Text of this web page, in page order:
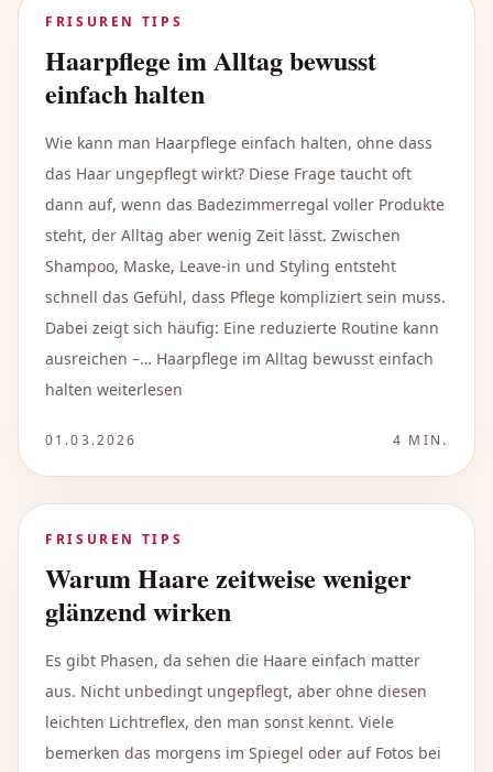
FRISUREN TIPS
Haarpflege im Alltag bewusst
einfach halten
Wie kann man Haarpflege einfach halten, ohne dass
das Haar ungepflegt wirkt? Diese Frage taucht oft
dann auf, wenn das Badezimmerregal voller Produkte
steht, der Alltag aber wenig Zeit lässt. Zwischen
Shampoo, Maske, Leave-in und Styling entsteht
schnell das Gefühl, dass Pflege kompliziert sein muss.
Dabei zeigt sich häufig: Eine reduzierte Routine kann
ausreichen –… Haarpflege im Alltag bewusst einfach
halten weiterlesen
01.03.2026 4 MIN.
FRISUREN TIPS
Warum Haare zeitweise weniger
glänzend wirken
Es gibt Phasen, da sehen die Haare einfach matter
aus. Nicht unbedingt ungepflegt, aber ohne diesen
leichten Lichtreflex, den man sonst kennt. Viele
bemerken das morgens im Spiegel oder auf Fotos bei